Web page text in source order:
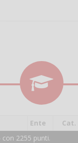
Ente Cat.
2255 punti.